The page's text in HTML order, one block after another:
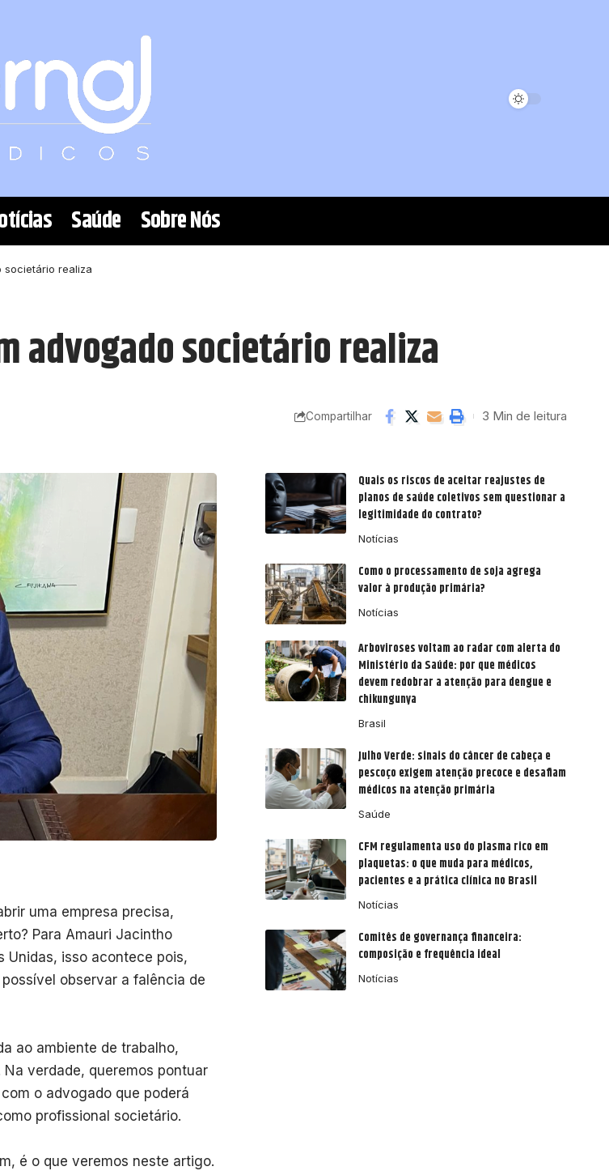
Saúde Sobre Nós
societário realiza
advogado societário realiza
Compartilhar 3 Min de leitura
uma empresa precisa,
Para Amauri Jacintho
Unidas, isso acontece pois,
observar a falência de
ao ambiente de trabalho,
verdade, queremos pontuar
o advogado que poderá
profissional societário.
é o que veremos neste artigo.
Quais os riscos de aceitar reajustes de
planos de saúde coletivos sem questionar a
legitimidade do contrato?
Notícias
Como o processamento de soja agrega
valor à produção primária?
Notícias
Arboviroses voltam ao radar com alerta do
Ministério da Saúde: por que médicos
devem redobrar a atenção para dengue e
chikungunya
Brasil
Julho Verde: sinais do câncer de cabeça e
pescoço exigem atenção precoce e desafiam
médicos na atenção primária
Saúde
CFM regulamenta uso do plasma rico em
plaquetas: o que muda para médicos,
pacientes e a prática clínica no Brasil
Notícias
Comitês de governança financeira:
composição e frequência ideal
Notícias